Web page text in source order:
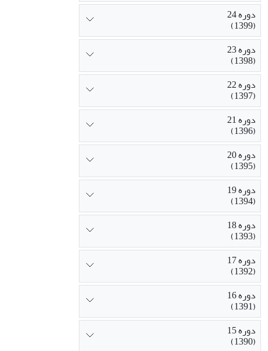
دوره 24
(1399)
دوره 23
(1398)
دوره 22
(1397)
دوره 21
(1396)
دوره 20
(1395)
دوره 19
(1394)
دوره 18
(1393)
دوره 17
(1392)
دوره 16
(1391)
دوره 15
(1390)